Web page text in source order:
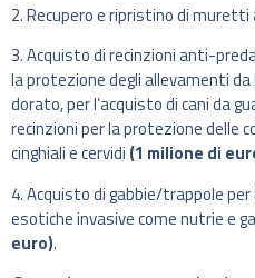
2. Recupero e ripristino di muretti
3. Acquisto di recinzioni anti-
la protezione degli allevamenti da
dorato, per l’acquisto di cani da
recinzioni per la protezione delle
cinghiali e cervidi (1 milione di
4. Acquisto di gabbie/trappole
esotiche invasive come nutrie e
euro).